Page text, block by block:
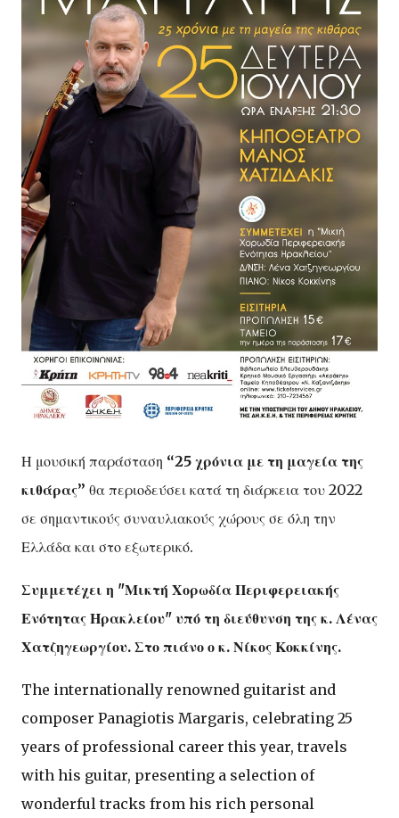
Η μουσική παράσταση “25 χρόνια με τη μαγεία της
κιθάρας” θα περιοδεύσει κατά τη διάρκεια του 2022
σε σημαντικούς συναυλιακούς χώρους σε όλη την
Ελλάδα και στο εξωτερικό.
Συμμετέχει η "Μικτή Χορωδία Περιφερειακής
Ενότητας Ηρακλείου" υπό τη διεύθυνση της κ. Λένας
Χατζηγεωργίου. Στο πιάνο ο κ. Νίκος Κοκκίνης.
The internationally renowned guitarist and
composer Panagiotis Margaris, celebrating 25
years of professional career this year, travels
with his guitar, presenting a selection of
wonderful tracks from his rich personal